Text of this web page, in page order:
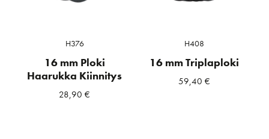
H376
16 mm Ploki
Haarukka Kiinnitys
28,90€
H408
16 mm Triplaploki
59,40€